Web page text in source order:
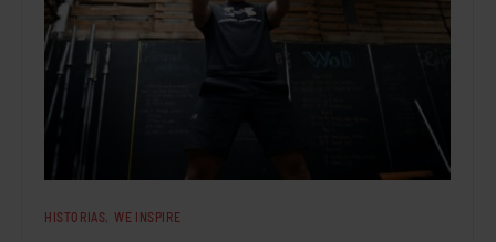
HISTORIAS WE INSPIRE